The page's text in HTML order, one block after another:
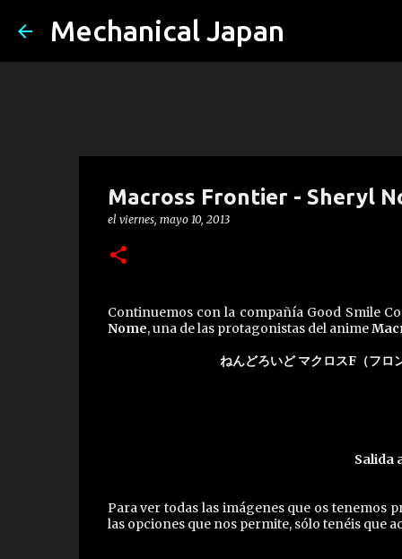
Mechanical Japan
Macross Frontier - Sheryl
el viernes, mayo 10, 2013
Continuemos con la compañía Good Smile
Nome, una de las protagonistas del anime
ねんどろいど マクロスF（フロ
Salida
Para ver todas las imágenes que os tenemos
las opciones que nos permite, sólo tenéis que